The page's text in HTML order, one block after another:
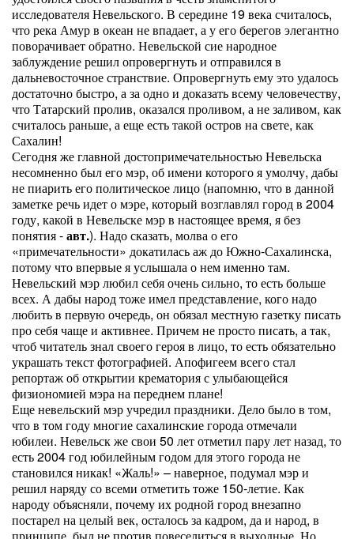
исследователя Невельского. В середине 19 века считалось,
что река Амур в океан не впадает, а у его берегов элегантно
поворачивает обратно. Невельской сие народное
заблуждение решил опровергнуть и отправился в
дальневосточное странствие. Опровергнуть ему это удалось
достаточно быстро, а за одно и доказать всему человечеству,
что Татарский пролив, оказался проливом, а не заливом, как
считалось раньше, а еще есть такой остров на свете, как
Сахалин!
Сегодня же главной достопримечательностью Невельска
несомненно был его мэр, об имени которого я умолчу, дабы
не пиарить его политическое лицо (напомню, что в данной
заметке речь идет о мэре, который возглавлял город в 2004
году, какой в Невельске мэр в настоящее время, я без
понятия -авт.). Надо сказать, молва о его
«примечательности» докатилась аж до Южно-Сахалинска,
потому что впервые я услышала о нем именно там.
Невельский мэр любил себя очень сильно, то есть больше
всех. А дабы народ тоже имел представление, кого надо
любить в первую очередь, он обязал местную газетку писать
про себя чаще и активнее. Причем не просто писать, а так,
чтоб читатель знал своего героя в лицо, то есть обязательно
украшать текст фотографией. Апофигеем всего стал
репортаж об открытии крематория с улыбающейся
физиономией мэра на переднем плане!
Еще невельский мэр учредил праздники. Дело было в том,
что в том году многие сахалинские города отмечали
юбилеи. Невельск же свои 50 лет отметил пару лет назад, то
есть 2004 год юбилейным годом для этого города не
становился никак! «Жаль!» – наверное, подумал мэр и
решил наряду со всеми отметить тоже 150-летие. Как
народу объясняли, почему их родной город внезапно
постарел на целый век, осталось за кадром, да и народ, в